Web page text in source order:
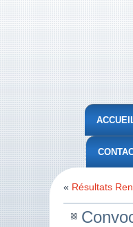
« Résultats